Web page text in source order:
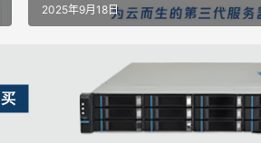
2025年9月18日